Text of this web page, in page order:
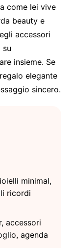
come lei vive
beauty e
accessori
su
insieme. Se
elegante
sincero.
minimal,
ricordi
accessori
agenda